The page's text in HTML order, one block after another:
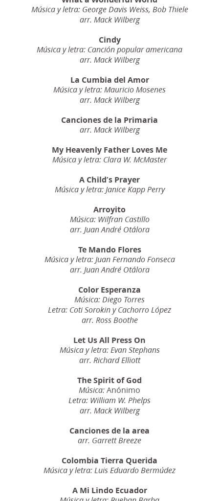
Música y letra: George Davis Weiss, Bob Thiele
arr. Mack Wilberg
Cindy
Música y letra: Canción popular americana
arr. Mack Wilberg
La Cumbia del Amor
Música y letra: Mauricio Mosenes
arr. Mack Wilberg
Canciones de la Primaria
arr. Mack Wilberg
My Heavenly Father Loves Me
Música y letra: Clara W. McMaster
A Child’s Prayer
Música y letra: Janice Kapp Perry
Arroyito
Música: Wilfran Castillo
arr. Juan André Otálora
Te Mando Flores
Música y letra: Juan Fernando Fonseca
arr. Juan André Otálora
Color Esperanza
Música: Diego Torres
Letra: Coti Sorokin y Cachorro López
arr. Ross Boothe
Let Us All Press On
Música y letra: Evan Stephans
arr. Richard Elliott
The Spirit of God
Música: Anónimo
Letra: William W. Phelps
arr. Mack Wilberg
Canciones de la area
arr. Garrett Breeze
Colombia Tierra Querida
Música y letra: Luis Eduardo Bermúdez
A Mi Lindo Ecuador